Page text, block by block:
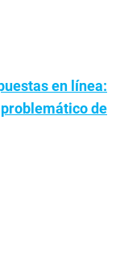
en línea:
de